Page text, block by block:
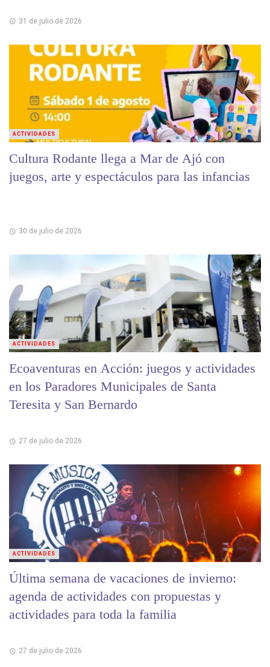
31 de julio de 2026
Cultura Rodante llega a Mar de Ajó con
juegos, arte y espectáculos para las infancias
30 de julio de 2026
ACTIVIDADES
Ecoaventuras en Acción: juegos y actividades
en los Paradores Municipales de Santa
Teresita y San Bernardo
27 de julio de 2026
ACTIVIDADES
Última semana de vacaciones de invierno:
agenda de actividades con propuestas y
actividades para toda la familia
27 de julio de 2026
ACTIVIDADES